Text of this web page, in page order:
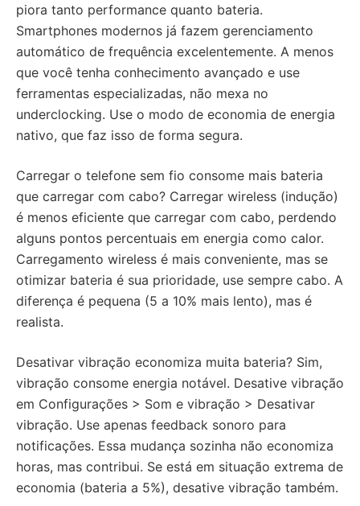
piora tanto performance quanto bateria.
Smartphones modernos já fazem gerenciamento
automático de frequência excelentemente. A menos
que você tenha conhecimento avançado e use
ferramentas especializadas, não mexa no
underclocking. Use o modo de economia de energia
nativo, que faz isso de forma segura.
Carregar o telefone sem fio consome mais bateria
que carregar com cabo? Carregar wireless (indução)
é menos eficiente que carregar com cabo, perdendo
alguns pontos percentuais em energia como calor.
Carregamento wireless é mais conveniente, mas se
otimizar bateria é sua prioridade, use sempre cabo. A
diferença é pequena (5 a 10% mais lento), mas é
realista.
Desativar vibração economiza muita bateria? Sim,
vibração consome energia notável. Desative vibração
em Configurações > Som e vibração > Desativar
vibração. Use apenas feedback sonoro para
notificações. Essa mudança sozinha não economiza
horas, mas contribui. Se está em situação extrema de
economia (bateria a 5%), desative vibração também.